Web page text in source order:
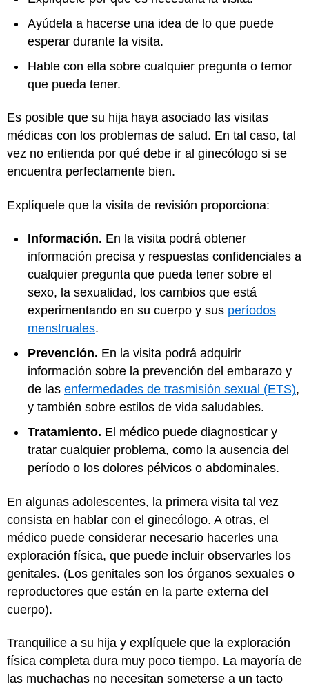
Ayúdela a hacerse una idea de lo que puede
esperar durante la visita.
Hable con ella sobre cualquier pregunta o temor
que pueda tener.
Es posible que su hija haya asociado las visitas
médicas con los problemas de salud. En tal caso, tal
vez no entienda por qué debe ir al ginecólogo si se
encuentra perfectamente bien.
Explíquele que la visita de revisión proporciona:
Información. En la visita podrá obtener
información precisa y respuestas confidenciales a
cualquier pregunta que pueda tener sobre el
sexo, la sexualidad, los cambios que está
experimentando en su cuerpo y sus períodos
menstruales.
Prevención. En la visita podrá adquirir
información sobre la prevención del embarazo y
de las enfermedades de trasmisión sexual (ETS),
y también sobre estilos de vida saludables.
Tratamiento. El médico puede diagnosticar y
tratar cualquier problema, como la ausencia del
período o los dolores pélvicos o abdominales.
En algunas adolescentes, la primera visita tal vez
consista en hablar con el ginecólogo. A otras, el
médico puede considerar necesario hacerles una
exploración física, que puede incluir observarles los
genitales. (Los genitales son los órganos sexuales o
reproductores que están en la parte externa del
cuerpo).
Tranquilice a su hija y explíquele que la exploración
física completa dura muy poco tiempo. La mayoría de
las muchachas no necesitan someterse a un tacto